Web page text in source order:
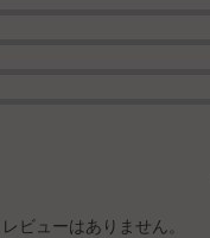
レビューはありません。